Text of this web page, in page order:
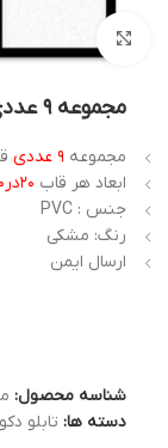
مجموعه 9 عددی قاب 20در20 مشکی
مجموعه
ابعاد هر قاب 20در20
جنس : PVC
رنگ: مشکی
ارسال ایمن
شناسه محصول:
دسته ها: تابلو